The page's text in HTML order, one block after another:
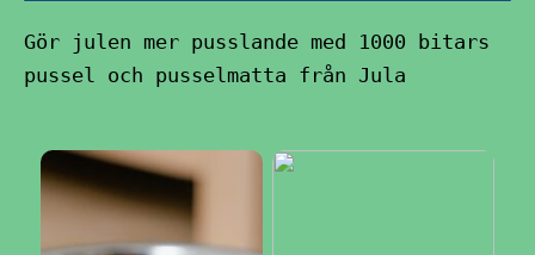
Gör julen mer pusslande med 1000 bitars
pussel och pusselmatta från Jula